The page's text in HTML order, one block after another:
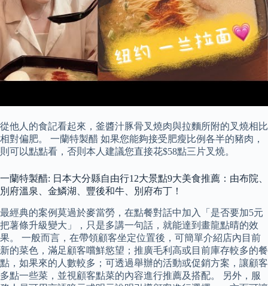
從他人的食記看起來，釜醬汁豚骨叉燒肉與拉麵所附的叉燒相比
相對偏肥。 一蘭特製醋 如果您能夠接受肥瘦比例各半的豬肉，
則可以點點看，否則本人建議您直接花$58點三片叉燒。
一蘭特製醋: 日本大分縣自由行12大景點9大美食推薦：由布院、
別府溫泉、金鱗湖、豐後和牛、別府布丁！
最經典的案例莫過於麥當勞，在點餐對話中加入「是否要加5元
把薯條升級變大」，只是多講一句話，就能達到畫龍點晴的效
果。 一般而言，在帶領顧客坐定位置後，可簡單介紹店內目前
新的菜色，滿足顧客嚐鮮慾望；推廣毛利高或目前庫存較多的餐
點，如果來的人數較多；可透過舉辦的活動或促銷方案，讓顧客
多點一些菜，並視顧客點菜的內容進行推薦及搭配。 另外，服